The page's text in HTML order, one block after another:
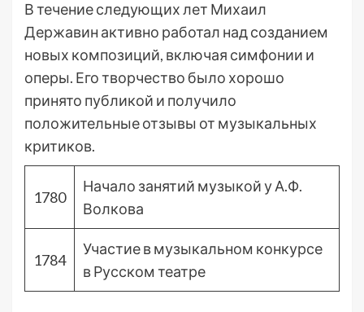
В течение следующих лет Михаил
Державин активно работал над созданием
новых композиций, включая симфонии и
оперы. Его творчество было хорошо
принято публикой и получило
положительные отзывы от музыкальных
критиков.
1780
Начало занятий музыкой у А.Ф.
Волкова
1784
Участие в музыкальном конкурсе
в Русском театре